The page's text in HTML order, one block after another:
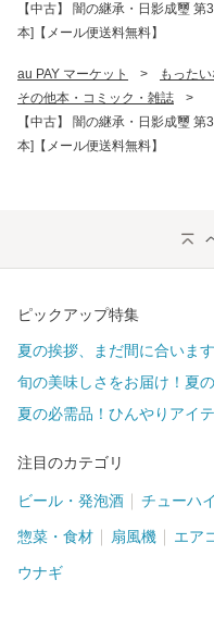
【中古】 闇の継承・日影成璽
本]【メール便送料無料】
au PAY マーケット > もった
その他本・コミック・雑誌
>
【中古】 闇の継承・日影成璽
本]【メール便送料無料】
ピックアップ特集
夏の挨拶、まだ間に合います
旬の美味しさをお届け！夏
夏の必需品！ひんやりアイ
注目のカテゴリ
ビール・発泡酒 チューハイ
惣菜・食材 扇風機 エア
ウナギ